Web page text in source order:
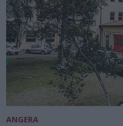
ANGERA